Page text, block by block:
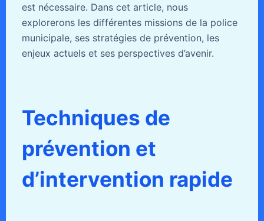
est nécessaire. Dans cet article, nous
explorerons les différentes missions de la police
municipale, ses stratégies de prévention, les
enjeux actuels et ses perspectives d’avenir.
Techniques de
prévention et
d’intervention rapide